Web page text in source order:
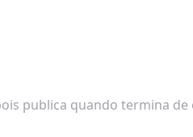
publica quando termina